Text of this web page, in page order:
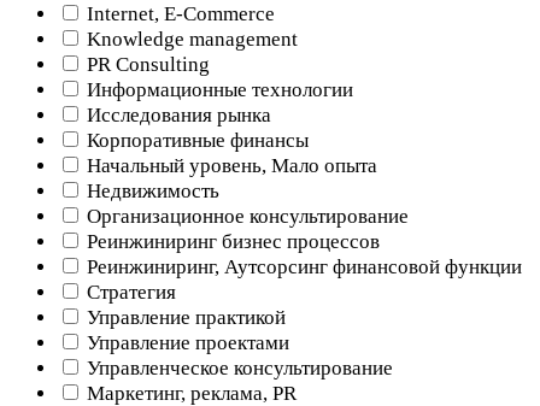
Internet, E-Commerce
Knowledge management
PR Consulting
Информационные технологии
Исследования рынка
Корпоративные финансы
Начальный уровень, Мало опыта
Недвижимость
Организационное консультирование
Реинжиниринг бизнес процессов
Реинжиниринг, Аутсорсинг финансовой функции
Стратегия
Управление практикой
Управление проектами
Управленческое консультирование
Маркетинг, реклама, PR